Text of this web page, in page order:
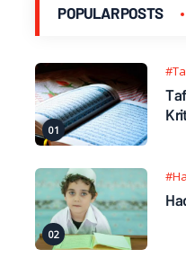
POPULAR POSTS